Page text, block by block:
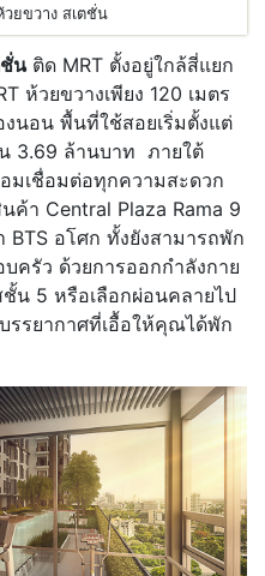
ยขวาง สเตชั่น
นติด MRT ตั้งอยู่ใกล้สี่แยก
ห้วยขวางเพียง 120 เมตร
นอน พื้นที่ใช้สอยเริ่มตั้งแต่
3.69 ล้านบาท ภายใต้
มเชื่อมต่อทุกความสะดวก
ค้า Central Plaza Rama 9
BTS อโศก ทั้งยังสามารถพัก
ครัว ด้วยการออกกำลังกาย
น 5 หรือเลือกผ่อนคลายไป
รรยากาศที่เอื้อให้คุณได้พัก